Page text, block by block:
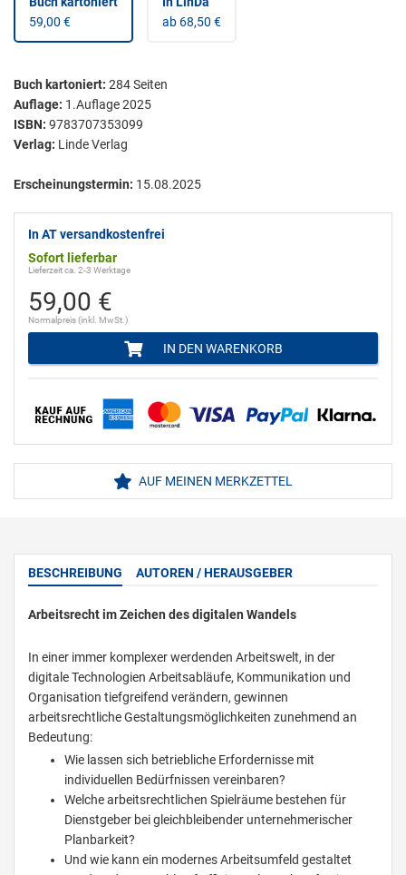
59,00 €
ab 68,50 €
Buch kartoniert: 284Seiten
Auflage: 1.Auflage 2025
ISBN: 9783707353099
Verlag: Linde Verlag
Erscheinungstermin: 15.08.2025
In AT versandkostenfrei
Sofort lieferbar
Lieferzeit ca. 2-3 Werktage
59,00 €
Normalpreis (inkl. MwSt.)
IN DEN WARENKORB
AUF MEINEN MERKZETTEL
BESCHREIBUNG AUTOREN / HERAUSGEBER
Arbeitsrecht im Zeichen des digitalen Wandels
In einer immer komplexer werdenden Arbeitswelt, in der
digitale Technologien Arbeitsabläufe, Kommunikation und
Organisation tiefgreifend verändern, gewinnen
arbeitsrechtliche Gestaltungsmöglichkeiten zunehmend an
Bedeutung:
Wie lassen sich betriebliche Erfordernisse mit
individuellen Bedürfnissen vereinbaren?
Welche arbeitsrechtlichen Spielräume bestehen für
Dienstgeber bei gleichbleibender unternehmerischer
Planbarkeit?
Und wie kann ein modernes Arbeitsumfeld gestaltet